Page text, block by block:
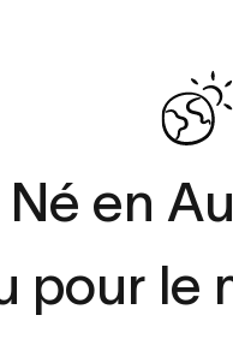
À PROPOS DE
familiale
Né en
pour le